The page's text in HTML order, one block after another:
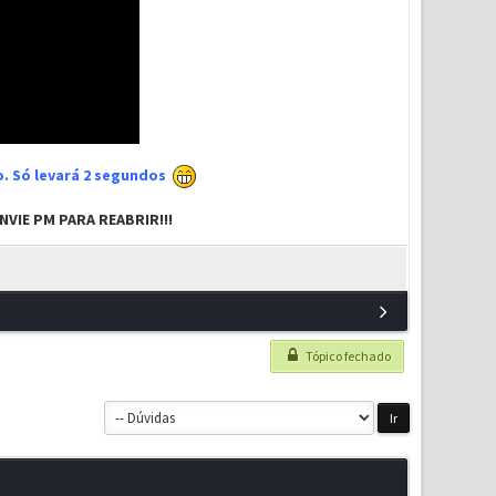
Só levará 2 segundos
PM PARA REABRIR!!!
Tópico fechado